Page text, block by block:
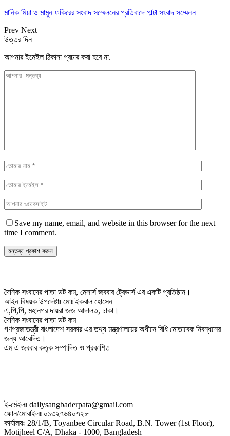
মানিক মিয়া ও মামুন ফকিরের সংবাদ সম্মেলনের প্রতিবাদে পাল্টা সংবাদ সম্মেলন
Prev Next
উত্তর দিন
আপনার ইমেইল ঠিকানা প্রচার করা হবে না.
Save my name, email, and website in this browser for the next
time I comment.
দৈনিক সংবাদের পাতা ডট কম, মেসার্স জববার ট্রেডার্স এর একটি প্রতিষ্ঠান।
আইন বিষয়ক উপদেষ্টাঃ মোঃ ইকবাল হোসেন
এ,পি,পি, মহানগর দায়রা জজ আদালত, ঢাকা।
দৈনিক সংবাদের পাতা ডট কম
গণপ্রজাতন্ত্রী বাংলাদেশ সরকার এর তথ্য মন্ত্রণালয়ের অধীনে বিধি মোতাবেক নিবন্ধনের
জন্য আবেদিত।
এম এ জববার কতৃক সম্পাদিত ও প্রকাশিত
ই-মেইলঃ dailysangbaderpata@gmail.com
ফোন/মোবাইলঃ ০১৩২৭৬৪০৭২৮
কার্যালয়ঃ 28/1/B, Toyanbee Circular Road, B.N. Tower (1st Floor),
Motijheel C/A, Dhaka - 1000, Bangladesh